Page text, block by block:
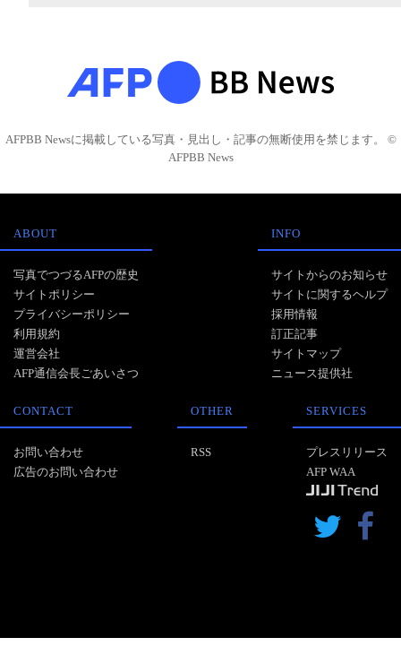
AFPBB Newsに掲載している写真・見出し・記事の無断使用を禁じます。 ©
AFPBB News
ABOUT
写真でつづるAFPの歴史
サイトポリシー
プライバシーポリシー
利用規約
運営会社
AFP通信会長ごあいさつ
INFO
サイトからのお知らせ
サイトに関するヘルプ
採用情報
訂正記事
サイトマップ
ニュース提供社
CONTACT
お問い合わせ
広告のお問い合わせ
OTHER
RSS
SERVICES
プレスリリース
AFP WAA